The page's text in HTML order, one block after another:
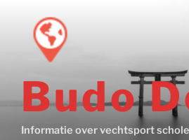
Budo
Informatie over vechtsport